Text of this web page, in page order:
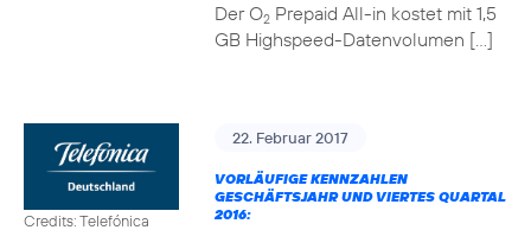
Der O2Prepaid All-in kostet mit 1,5
GB Highspeed-Datenvolumen […]
Credits: Telefónica
22. Februar 2017
VORLÄUFIGE KENNZAHLEN
GESCHÄFTSJAHR UND VIERTES QUARTAL
2016: